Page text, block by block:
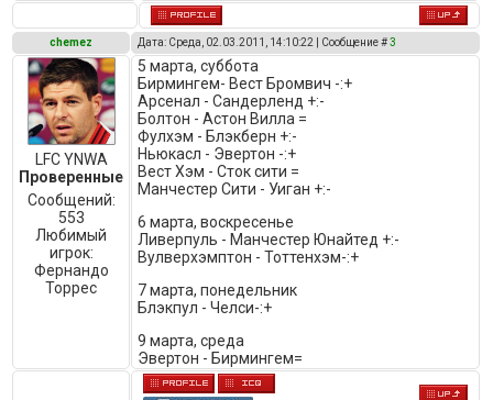
chemez Дата: Среда, 02.03.2011, 14:10:22 | Сообщение #3
LFC YNWA
Проверенные
Сообщений:
553
Любимый
игрок:
Фернандо
Торрес
5 марта, суббота
Бирмингем- Вест Бромвич -:+
Арсенал - Сандерленд +:-
Болтон - Астон Вилла =
Фулхэм - Блэкберн +:-
Ньюкасл - Эвертон -:+
Вест Хэм - Сток сити =
Манчестер Сити - Уиган +:-
6 марта, воскресенье
Ливерпуль - Манчестер Юнайтед +:-
Вулверхэмптон - Тоттенхэм-:+
7 марта, понедельник
Блэкпул - Челси-:+
9 марта, среда
Эвертон - Бирмингем=